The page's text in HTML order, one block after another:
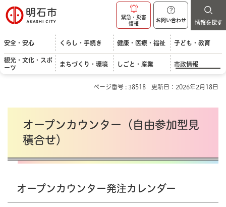
明石市
緊急・災害
情報
お問い合わせ 情報を探す
安全・安心 くらし・手続き 健康・医療・福祉 子ども・教育
観光・文化・スポ
ーツ
まちづくり・環境 しごと・産業 市政情報
ページ番号 : 38518 更新日：2026年2月18日
オープンカウンター（自由参加型見
積合せ）
オープンカウンター発注カレンダー